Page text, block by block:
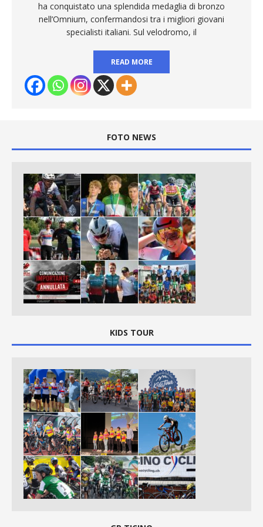
ha conquistato una splendida medaglia di bronzo
nell’Omnium, confermandosi tra i migliori giovani
specialisti italiani. Sul velodromo, il
READ MORE
FOTO NEWS
KIDS TOUR